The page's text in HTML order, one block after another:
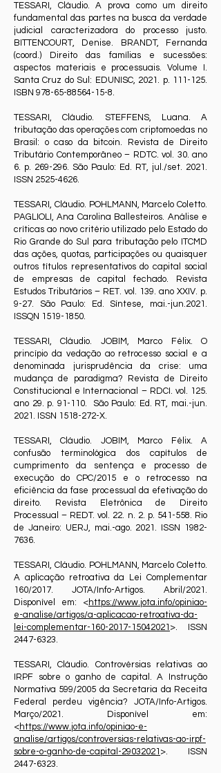
TESSARI, Cláudio. A prova como um direito
fundamental das partes na busca da verdade
judicial caracterizadora do processo justo.
BITTENCOURT, Denise. BRANDT, Fernanda
(coord.) Direito das famílias e sucessões:
aspectos materiais e processuais. Volume I.
Santa Cruz do Sul: EDUNISC, 2021. p. 111-125.
ISBN 978-65-88564-15-8.
TESSARI, Cláudio. STEFFENS, Luana. A
tributação das operações com criptomoedas no
Brasil: o caso da bitcoin. Revista de Direito
Tributário Contemporâneo – RDTC. vol. 30. ano
6. p. 269-296. São Paulo: Ed. RT, jul./set. 2021.
ISSN 2525-4626.
TESSARI, Cláudio. POHLMANN, Marcelo Coletto.
PAGLIOLI, Ana Carolina Ballesteiros. Análise e
críticas ao novo critério utilizado pelo Estado do
Rio Grande do Sul para tributação pelo ITCMD
das ações, quotas, participações ou quaisquer
outros títulos representativos do capital social
de empresas de capital fechado. Revista
Estudos Tributários – RET. vol. 139. ano XXIV. p.
9-27. São Paulo: Ed. Síntese, mai.-jun.2021.
ISSQN 1519-1850.
TESSARI, Cláudio. JOBIM, Marco Félix. O
princípio da vedação ao retrocesso social e a
denominada jurisprudência da crise: uma
mudança de paradigma? Revista de Direito
Constitucional e Internacional – RDCI. vol. 125.
ano 29. p. 91-110. São Paulo: Ed. RT, mai.-jun.
2021. ISSN 1518-272-X.
TESSARI, Cláudio. JOBIM, Marco Félix. A
confusão terminológica dos capítulos de
cumprimento da sentença e processo de
execução do CPC/2015 e o retrocesso na
eficiência da fase processual da efetivação do
direito. Revista Eletrônica de Direito
Processual – REDT. vol. 22. n. 2. p. 541-558. Rio
de Janeiro: UERJ, mai.-ago. 2021. ISSN
1982-
7636.
TESSARI, Cláudio. POHLMANN, Marcelo Coletto.
A aplicação retroativa da Lei Complementar
160/2017. JOTA/Info-Artigos. Abril/2021.
Disponível em: <https://www.jota.info/opiniao-
e-analise/artigos/a-aplicacao-retroativa-da-
lei-complementar-160-2017-15042021 >. ISSN
2447-6323.
TESSARI, Cláudio. Controvérsias relativas ao
IRPF sobre o ganho de capital. A Instrução
Normativa 599/2005 da Secretaria da Receita
Federal perdeu vigência? JOTA/Info-Artigos.
Março/2021. Disponível em:
<https://www.jota.info/opiniao-e-
analise/artigos/controversias-relativas-ao-irpf-
sobre-o-ganho-de-capital-29032021 >. ISSN
2447-6323.